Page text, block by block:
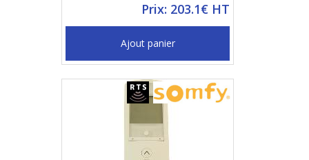
Prix: 203.1€ HT
Ajout panier